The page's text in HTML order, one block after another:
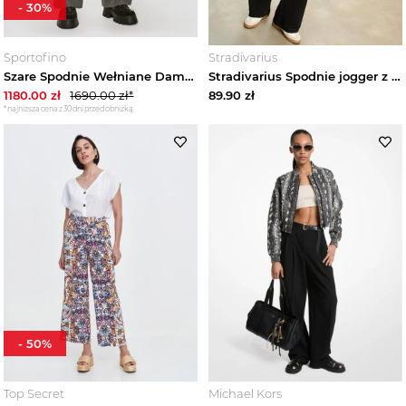
Sukienki damskie
Marynarki damskie
Płaszcze damskie
Kurtki damskie
Kamizelki damskie
Swetry damskie
Bluzy damskie
Sportofino
Szare Spodnie Wełniane Damskie Bogner Ella-1
1180.00 zł 1690.00zł*
*najniższa cena z 30 dni przed obniżką
-30%
Stradivarius
Stradivarius Spodnie jogger z szerokimi nogawkami Czarny
89.90 zł
Top Secret
-50%
Michael Kors